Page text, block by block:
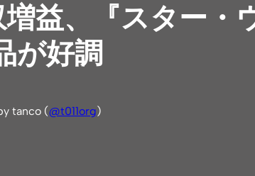
益、『スター・
が好調
tanco (@t011org)